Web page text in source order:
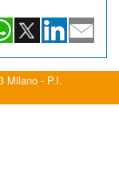
Milano - P.I.